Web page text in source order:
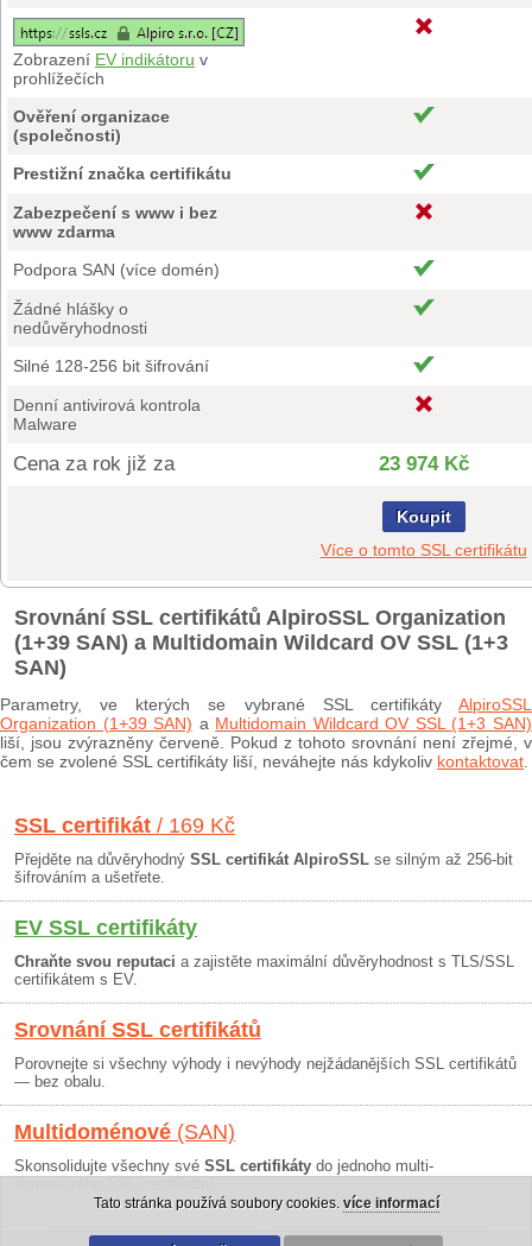
Zobrazení EV indikátoru v
prohlížečích
Ověření organizace
(společnosti)
Prestižní značka certifikátu
Zabezpečení s www i bez
www zdarma
Podpora SAN (více domén)
Žádné hlášky o
nedůvěryhodnosti
Silné 128-256 bit šifrování
Denní antivirová kontrola
Malware
Cena za rok již za 23 974 Kč
Koupit
Více o tomto SSL certifikátu
Srovnání SSL certifikátů AlpiroSSL Organization
(1+39 SAN) a Multidomain Wildcard OV SSL (1+3
SAN)
Parametry, ve kterých se vybrané SSL certifikáty AlpiroSSL
Organization (1+39 SAN) a Multidomain Wildcard OV SSL (1+3 SAN)
liší, jsou zvýrazněny červeně. Pokud z tohoto srovnání není zřejmé, v
čem se zvolené SSL certifikáty liší, neváhejte nás kdykoliv kontaktovat
SSL certifikát / 169 Kč
Přejděte na důvěryhodný SSL certifikát AlpiroSSL se silným až 256-bit
šifrováním a ušetřete.
EV SSL certifikáty
Chraňte svou reputaci a zajistěte maximální důvěryhodnost s TLS/SSL
certifikátem s EV.
Srovnání SSL certifikátů
Porovnejte si všechny výhody i nevýhody nejžádanějších SSL certifikátů
— bez obalu.
Multidoménové (SAN)
Skonsolidujte všechny své SSL certifikáty do jednoho multi-
Tato stránka používá soubory cookies. více informací